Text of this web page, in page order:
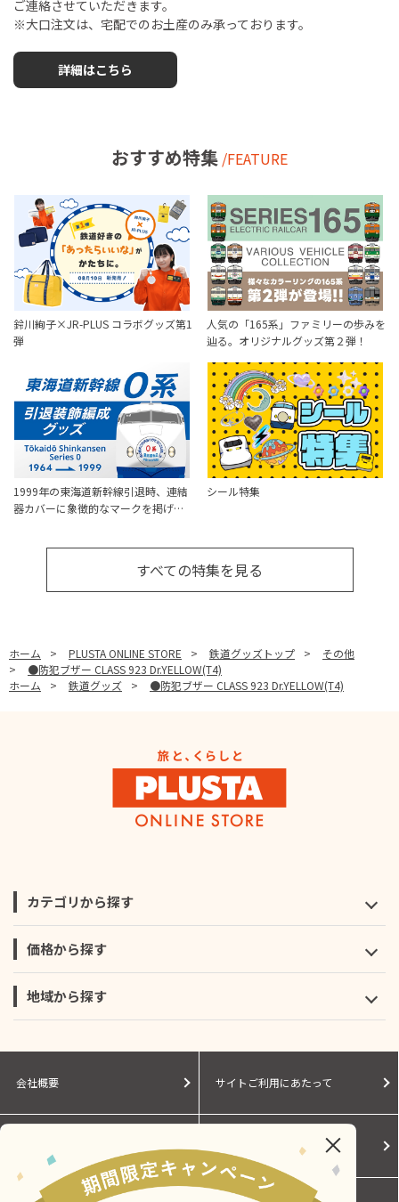
ご連絡させていただきます。
※大口注文は、宅配でのお土産のみ承っております。
詳細はこちら
おすすめ特集 /FEATURE
鈴川絢子×JR-PLUS コラボグッズ第1
弾
人気の「165系」ファミリーの歩みを
辿る。オリジナルグッズ第２弾！
1999年の東海道新幹線引退時、連結
器カバーに象徴的なマークを掲げ…
シール特集
すべての特集を見る
ホーム > PLUSTA ONLINE STORE > 鉄道グッズトップ >
その他
>
●防犯ブザー CLASS 923 Dr.YELLOW(T4)
ホーム
> 鉄道グッズ > ●防犯ブザー CLASS 923 Dr.YELLOW(T4)
カテゴリから探す
価格から探す
地域から探す
会社概要 サイトご利用にあたって